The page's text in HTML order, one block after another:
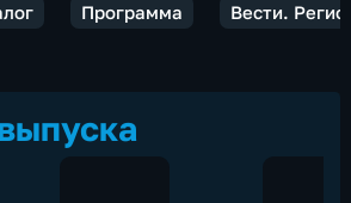
Программа Вести.